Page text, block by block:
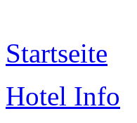
Startseite
Hotel Info